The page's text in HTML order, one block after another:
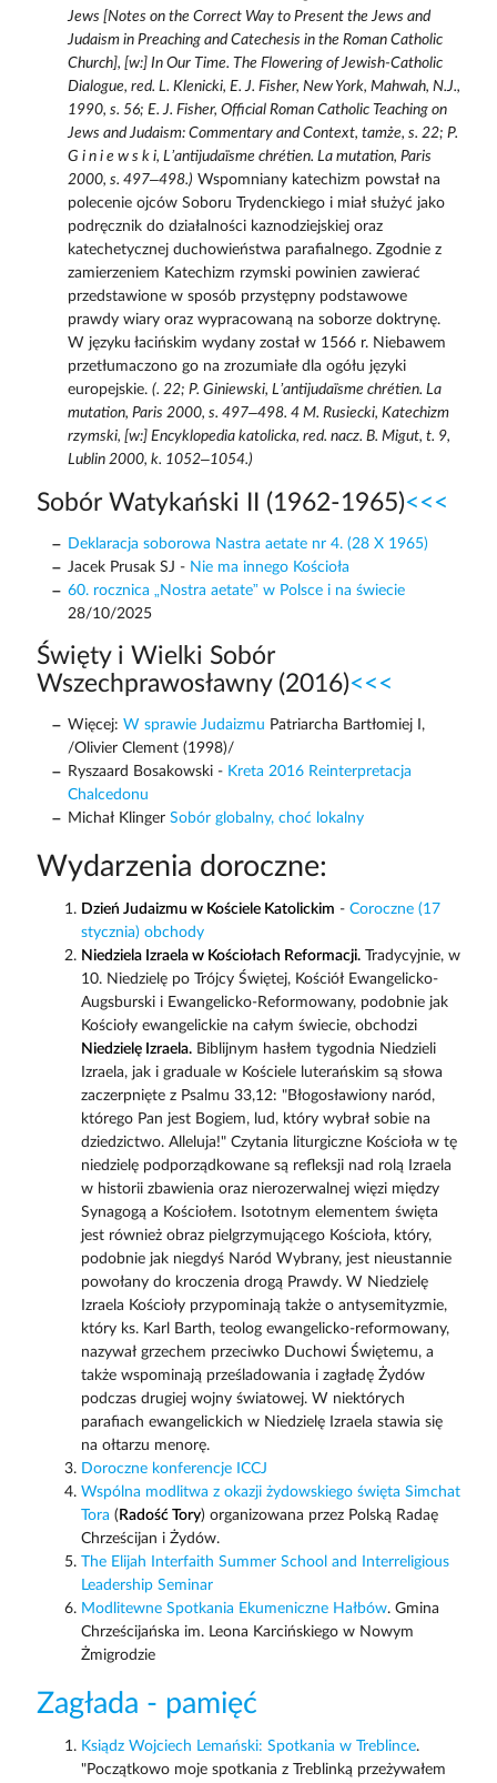
Jews [Notes on the Correct Way to Present the Jews and
Judaism in Preaching and Catechesis in the Roman Catholic
Church], [w:] In Our Time. The Flowering of Jewish-Catholic
Dialogue, red. L. Klenicki, E. J. Fisher, New York, Mahwah, N.J.,
1990, s. 56; E. J. Fisher, Official Roman Catholic Teaching on
Jews and Judaism: Commentary and Context, tamże, s. 22; P.
G i n i e w s k i, L’antijudaïsme chrétien. La mutation, Paris
2000, s. 497–498.) Wspomniany katechizm powstał na
polecenie ojców Soboru Trydenckiego i miał służyć jako
podręcznik do działalności kaznodziejskiej oraz
katechetycznej duchowieństwa parafialnego. Zgodnie z
zamierzeniem Katechizm rzymski powinien zawierać
przedstawione w sposób przystępny podstawowe
prawdy wiary oraz wypracowaną na soborze doktrynę.
W języku łacińskim wydany został w 1566 r. Niebawem
przetłumaczono go na zrozumiałe dla ogółu języki
europejskie. (. 22; P. Giniewski, L’antijudaïsme chrétien. La
mutation, Paris 2000, s. 497–498. 4 M. Rusiecki, Katechizm
rzymski, [w:] Encyklopedia katolicka, red. nacz. B. Migut, t. 9,
Lublin 2000, k. 1052–1054.)
Sobór Watykański II (1962-1965)<<<
Deklaracja soborowa Nastra aetate nr 4. (28 X 1965)
Jacek Prusak SJ - Nie ma innego Kościoła
60. rocznica „Nostra aetate” w Polsce i na świecie
28/10/2025
Święty i Wielki Sobór
Wszechprawosławny (2016)<<<
Więcej: W sprawie Judaizmu Patriarcha Bartłomiej I,
/Olivier Clement (1998)/
Ryszaard Bosakowski - Kreta 2016 Reinterpretacja
Chalcedonu
Michał Klinger Sobór globalny, choć lokalny
Wydarzenia doroczne:
Dzień Judaizmu w Kościele Katolickim - Coroczne (17
stycznia) obchody
Niedziela Izraela w Kościołach Reformacji.Tradycyjnie, w
10. Niedzielę po Trójcy Świętej, Kościół Ewangelicko-
Augsburski i Ewangelicko-Reformowany, podobnie jak
Kościoły ewangelickie na całym świecie, obchodzi
Niedzielę Izraela.Biblijnym hasłem tygodnia Niedzieli
Izraela, jak i graduale w Kościele luterańskim są słowa
zaczerpnięte z Psalmu 33,12: "Błogosławiony naród,
którego Pan jest Bogiem, lud, który wybrał sobie na
dziedzictwo. Alleluja!" Czytania liturgiczne Kościoła w tę
niedzielę podporządkowane są refleksji nad rolą Izraela
w historii zbawienia oraz nierozerwalnej więzi między
Synagogą a Kościołem. Isototnym elementem święta
jest również obraz pielgrzymującego Kościoła, który,
podobnie jak niegdyś Naród Wybrany, jest nieustannie
powołany do kroczenia drogą Prawdy. W Niedzielę
Izraela Kościoły przypominają także o antysemityzmie,
który ks. Karl Barth, teolog ewangelicko-reformowany,
nazywał grzechem przeciwko Duchowi Świętemu, a
także wspominają prześladowania i zagładę Żydów
podczas drugiej wojny światowej. W niektórych
parafiach ewangelickich w Niedzielę Izraela stawia się
na ołtarzu menorę.
Doroczne konferencje ICCJ
Wspólna modlitwa z okazji żydowskiego święta Simchat
Tora ( Radość Tory) organizowana przez Polską Radaę
Chrześcijan i Żydów.
The Elijah Interfaith Summer School and Interreligious
Leadership Seminar
Modlitewne Spotkania Ekumeniczne Hałbów. Gmina
Chrześcijańska im. Leona Karcińskiego w Nowym
Żmigrodzie
Zagłada - pamięć
Ksiądz Wojciech Lemański: Spotkania w Treblince.
"Początkowo moje spotkania z Treblinką przeżywałem